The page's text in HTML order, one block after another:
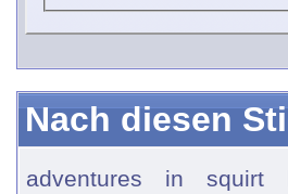
Nach diesen
adventures in squirt